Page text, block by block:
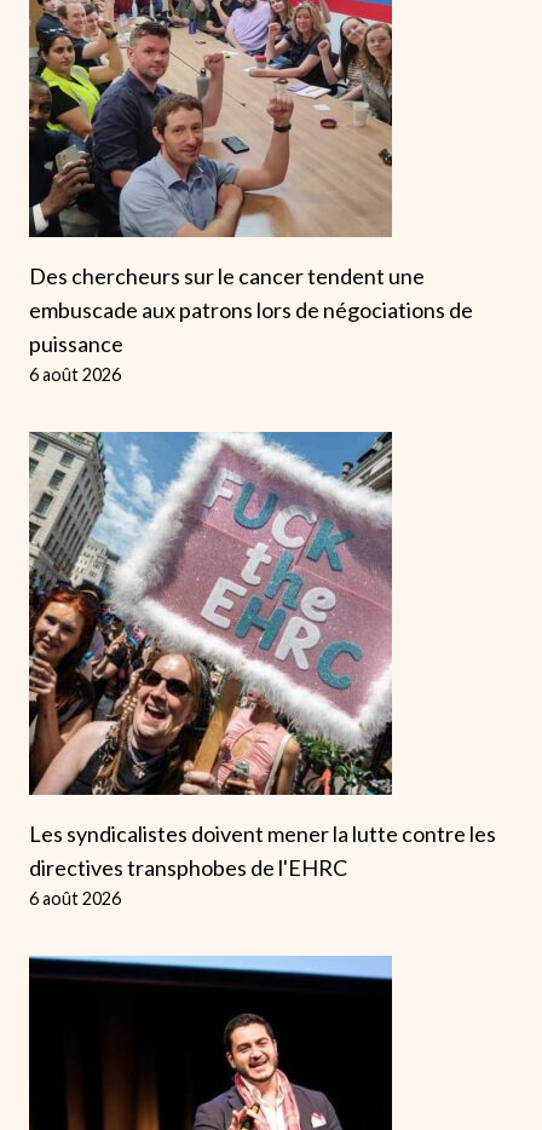
Des chercheurs sur le cancer tendent une
embuscade aux patrons lors de négociations de
puissance
6 août 2026
Les syndicalistes doivent mener la lutte contre les
directives transphobes de l'EHRC
6 août 2026